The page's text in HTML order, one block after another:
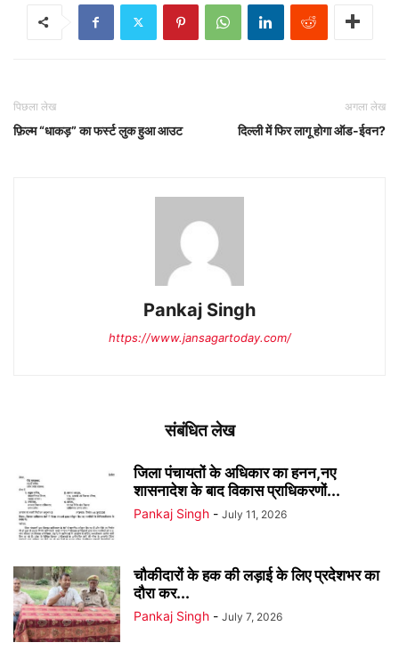
पिछला लेख
फ़िल्म “धाकड़” का फर्स्ट लुक हुआ आउट
अगला लेख
दिल्ली में फिर लागू होगा ऑड-ईवन?
Pankaj Singh
https://www.jansagartoday.com/
संबंधित लेख
जिला पंचायतों के अधिकार का हनन,नए
शासनादेश के बाद विकास प्राधिकरणों...
Pankaj Singh - July 11, 2026
चौकीदारों के हक की लड़ाई के लिए प्रदेशभर का
दौरा कर...
Pankaj Singh - July 7, 2026